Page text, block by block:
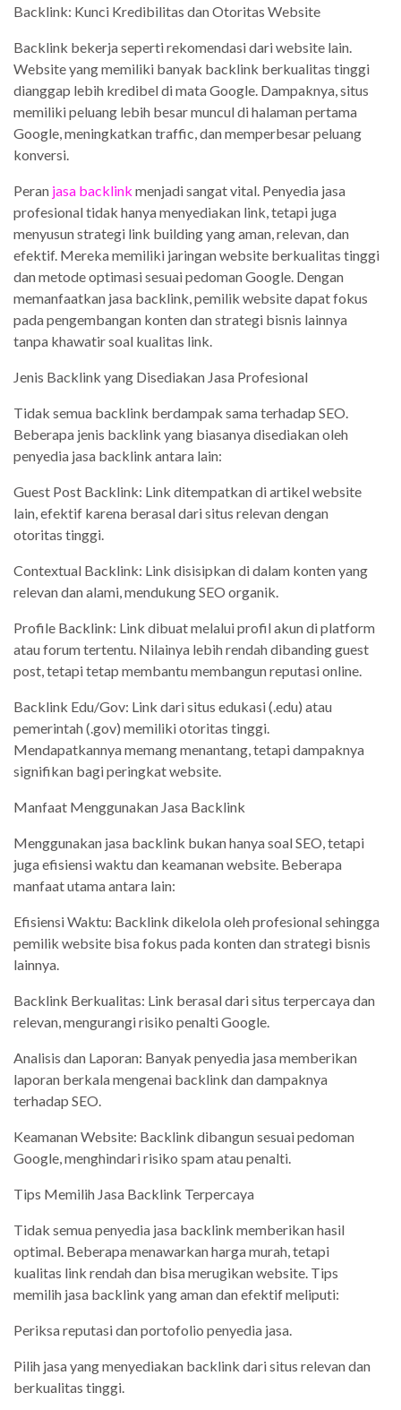
Backlink: Kunci Kredibilitas dan Otoritas Website
Backlink bekerja seperti rekomendasi dari website lain.
Website yang memiliki banyak backlink berkualitas tinggi
dianggap lebih kredibel di mata Google. Dampaknya, situs
memiliki peluang lebih besar muncul di halaman pertama
Google, meningkatkan traffic, dan memperbesar peluang
konversi.
Peran jasa backlink menjadi sangat vital. Penyedia jasa
profesional tidak hanya menyediakan link, tetapi juga
menyusun strategi link building yang aman, relevan, dan
efektif. Mereka memiliki jaringan website berkualitas tinggi
dan metode optimasi sesuai pedoman Google. Dengan
memanfaatkan jasa backlink, pemilik website dapat fokus
pada pengembangan konten dan strategi bisnis lainnya
tanpa khawatir soal kualitas link.
Jenis Backlink yang Disediakan Jasa Profesional
Tidak semua backlink berdampak sama terhadap SEO.
Beberapa jenis backlink yang biasanya disediakan oleh
penyedia jasa backlink antara lain:
Guest Post Backlink: Link ditempatkan di artikel website
lain, efektif karena berasal dari situs relevan dengan
otoritas tinggi.
Contextual Backlink: Link disisipkan di dalam konten yang
relevan dan alami, mendukung SEO organik.
Profile Backlink: Link dibuat melalui profil akun di platform
atau forum tertentu. Nilainya lebih rendah dibanding guest
post, tetapi tetap membantu membangun reputasi online.
Backlink Edu/Gov: Link dari situs edukasi (.edu) atau
pemerintah (.gov) memiliki otoritas tinggi.
Mendapatkannya memang menantang, tetapi dampaknya
signifikan bagi peringkat website.
Manfaat Menggunakan Jasa Backlink
Menggunakan jasa backlink bukan hanya soal SEO, tetapi
juga efisiensi waktu dan keamanan website. Beberapa
manfaat utama antara lain:
Efisiensi Waktu: Backlink dikelola oleh profesional sehingga
pemilik website bisa fokus pada konten dan strategi bisnis
lainnya.
Backlink Berkualitas: Link berasal dari situs terpercaya dan
relevan, mengurangi risiko penalti Google.
Analisis dan Laporan: Banyak penyedia jasa memberikan
laporan berkala mengenai backlink dan dampaknya
terhadap SEO.
Keamanan Website: Backlink dibangun sesuai pedoman
Google, menghindari risiko spam atau penalti.
Tips Memilih Jasa Backlink Terpercaya
Tidak semua penyedia jasa backlink memberikan hasil
optimal. Beberapa menawarkan harga murah, tetapi
kualitas link rendah dan bisa merugikan website. Tips
memilih jasa backlink yang aman dan efektif meliputi:
Periksa reputasi dan portofolio penyedia jasa.
Pilih jasa yang menyediakan backlink dari situs relevan dan
berkualitas tinggi.